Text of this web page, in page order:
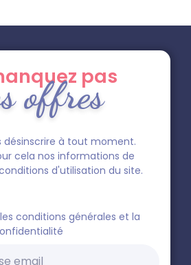
pas
offres
désinscrire à tout moment.
cela nos informations de
d'utilisation du site.
conditions générales et la